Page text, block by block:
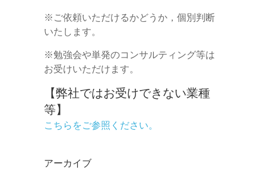
※ご依頼いただけるかどうか，個別判断
いたします。
※勉強会や単発のコンサルティング等は
お受けいただけます。
【弊社ではお受けできない業種
等】
こちらをご参照ください。
アーカイブ